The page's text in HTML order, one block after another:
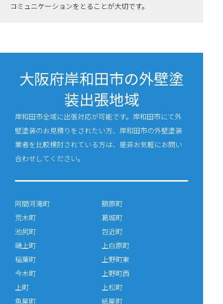
コミュニケーションをとることが大切です。
大阪府岸和田市の外壁塗
装出張地域
岸和田市全域に出張対応が可能です。岸和田市にて外
壁塗装のお見積りをされたい方、岸和田市の外壁塗装
業者を比較検討されている方は、是非お気軽にお問い
合わせしてください。
阿間河滝町
荒木町
池尻町
磯上町
稲葉町
今木町
上町
魚屋町
額原町
葛城町
包近町
上白原町
上野町東
上野町西
上松町
紙屋町